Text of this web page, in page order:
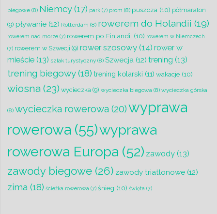
biegowe(8) Niemcy(17) park(7) prom (8) puszcza (10) półmaraton
(9) pływanie(12) Rotterdam (8) rowerem do Holandii (19)
rowerem nad morze(7) rowerem po Finlandii (10) rowerem w Niemczech
(7) rowerem w Szwecji (9) rower szosowy(14) rower w
mieście(13) szlak turystyczny(8) Szwecja(12) trening (13)
trening biegowy(18) trening kolarski (11) wakacje(10)
wiosna(23) wycieczka(9) wycieczka biegowa(8) wycieczka górska
(8) wycieczka rowerowa (20)wyprawa
rowerowa (55)wyprawa
rowerowa Europa (52) zawody(13)
zawody biegowe(26) zawody triatlonowe(12)
zima (18) ścieżka rowerowa (7) śnieg (10) święta (7)